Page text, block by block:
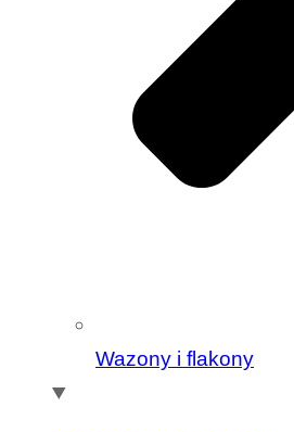
Wazony i flakony